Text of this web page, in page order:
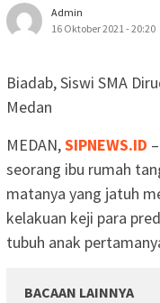
Admin
16 Oktober 2021 - 20:20
Biadab, Siswi SMA
Medan
MEDAN,SIPNEWS.ID
seorang ibu rumah
matanya yang jatuh
kelakuan keji para
tubuh anak
BACAAN LAINNYA